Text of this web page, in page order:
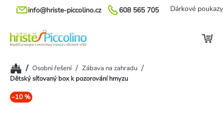
Přejít
608 565 705
info@hriste-piccolino.cz Dárkové poukazy
Domů/ Osobní řešení / Zábava na zahradu /
Dětský síťovaný box k pozorování hmyzu
–10 %